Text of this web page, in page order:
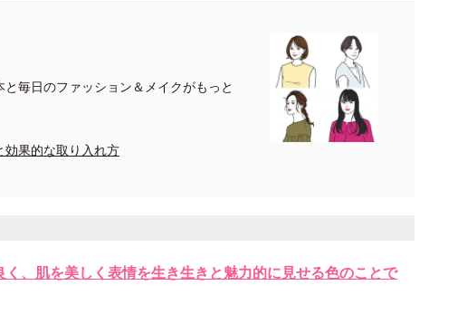
毎日のファッション＆メイクがもっと
効果的な取り入れ方
、肌を美しく表情を生き生きと魅力的に見せる色のことで